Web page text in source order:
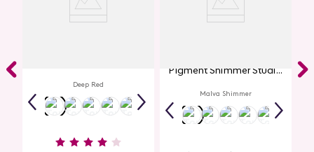
Deep Red
Pigment Shimmer Studio
Malva Shimmer